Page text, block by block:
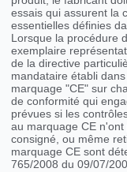
essais qui assurent la
essentielles définies
Lorsque la procédure
exemplaire
de la directive
mandataire établi
marquage "CE" sur
de conformité qui
prévues si les
au marquage CE
consigné, ou même
marquage CE sont
765/2008 du 09/07/